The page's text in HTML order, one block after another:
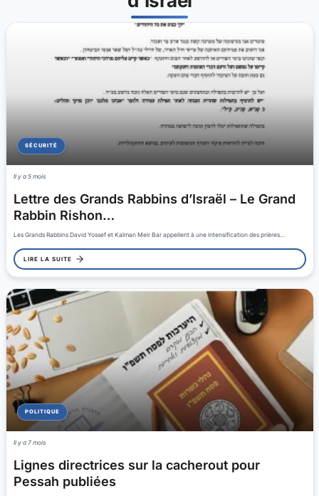
SÉCURITÉ
Il y a 5 mois
Lettre des Grands Rabbins d’Israël – Le Grand
Rabbin Rishon…
Les Grands Rabbins David Yossef et Kalman Meir Bar appellent à une intensification des prières…
LIRE LA SUITE
POLITIQUE
Il y a 7 mois
Lignes directrices sur la cacherout pour
Pessah publiées